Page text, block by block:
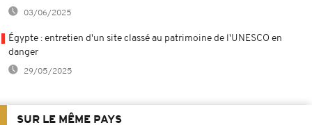
03/06/2025
Égypte : entretien d'un site classé au patrimoine de l'UNESCO en
danger
29/05/2025
SUR LE MÊME PAYS